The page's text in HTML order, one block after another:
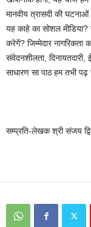
मानवीय त्रासदी की
यह काहे का सोशल
करेगें? जिम्मेदार
संवेदनशीलता,
साधारण सा पाठ हम तभी
सम्प्रति-लेखक श्री संजय